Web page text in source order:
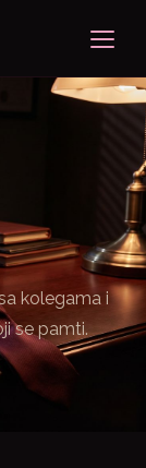
kolegama i
se pamti.